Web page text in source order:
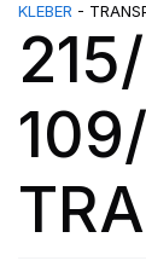
KLEBER -